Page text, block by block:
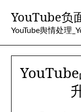
content
YouTube负
YouTube舆情处理